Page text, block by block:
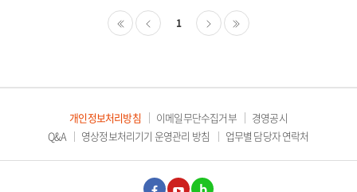
1
개인정보처리방침 이메일무단수집거부
경영공시
Q&A
영상정보처리기기 운영관리 방침 업무별 담당자 연락처